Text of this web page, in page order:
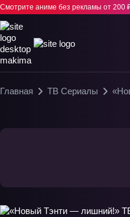
Смотрите аниме без рекламы от 200
Главная ТВ Сериалы